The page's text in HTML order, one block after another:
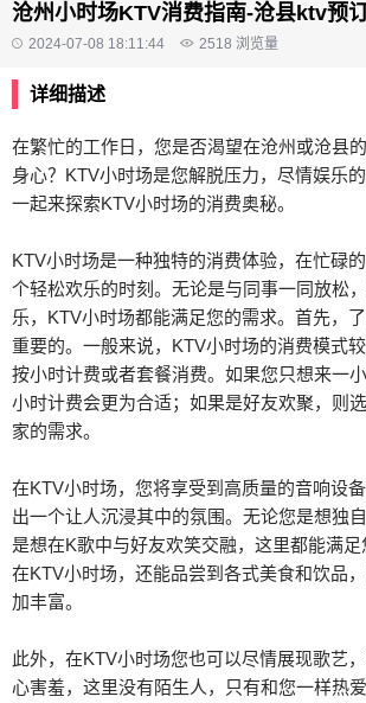
沧州小时场KTV消费指南-沧县ktv预
2024-07-08 18:11:44 2518 浏览量
详细描述
在繁忙的工作日，您是否渴望在沧州或沧县
身心？KTV小时场是您解脱压力，尽情娱乐
一起来探索KTV小时场的消费奥秘。
KTV小时场是一种独特的消费体验，在忙碌
个轻松欢乐的时刻。无论是与同事一同放松
乐，KTV小时场都能满足您的需求。首先，
重要的。一般来说，KTV小时场的消费模式
按小时计费或者套餐消费。如果您只想来一
小时计费会更为合适；如果是好友欢聚，则
家的需求。
在KTV小时场，您将享受到高质量的音响设
出一个让人沉浸其中的氛围。无论您是想独
是想在K歌中与好友欢笑交融，这里都能满足
在KTV小时场，还能品尝到各式美食和饮品
加丰富。
此外，在KTV小时场您也可以尽情展现歌艺
心害羞，这里没有陌生人，只有和您一样热